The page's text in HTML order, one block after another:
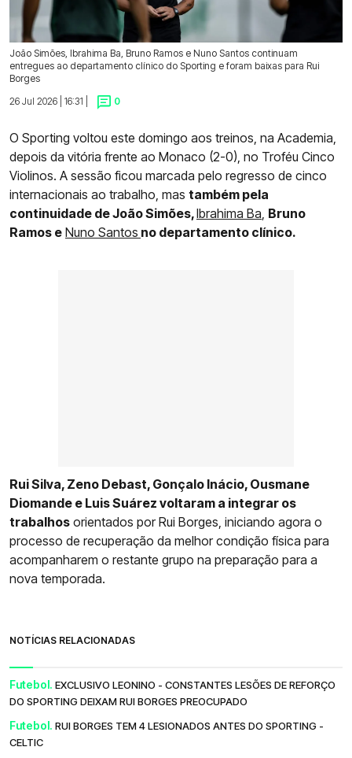
João Simões, Ibrahima Ba, Bruno Ramos e Nuno Santos continuam
entregues ao departamento clínico do Sporting e foram baixas para Rui
Borges
26 Jul 2026 | 16:31 |
0
O Sporting voltou este domingo aos treinos, na Academia,
depois da vitória frente ao Monaco (2-0), no Troféu Cinco
Violinos. A sessão ficou marcada pelo regresso de cinco
internacionais ao trabalho, mas também pela
continuidade de João Simões,Ibrahima Ba Bruno
Ramos e Nuno Santos no departamento clínico.
Rui Silva, Zeno Debast, Gonçalo Inácio, Ousmane
Diomande e Luis Suárez voltaram a integrar os
trabalhos orientados por Rui Borges, iniciando agora o
processo de recuperação da melhor condição física para
acompanharem o restante grupo na preparação para a
nova temporada.
NOTÍCIAS RELACIONADAS
Futebol. EXCLUSIVO LEONINO - CONSTANTES LESÕES DE REFORÇO
DO SPORTING DEIXAM RUI BORGES PREOCUPADO
Futebol. RUI BORGES TEM 4 LESIONADOS ANTES DO SPORTING -
CELTIC